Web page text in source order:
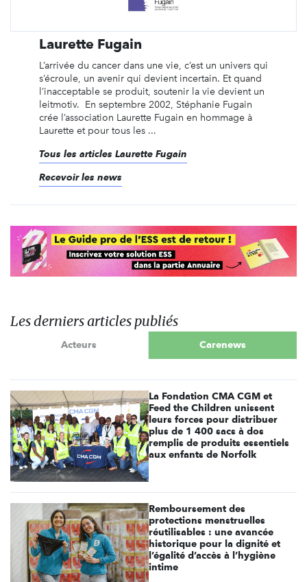
Laurette Fugain
L’arrivée du cancer dans une vie, c’est un univers qui
s’écroule, un avenir qui devient incertain. Et quand
l’inacceptable se produit, soutenir la vie devient un
leitmotiv. En septembre 2002, Stéphanie Fugain
crée l’association Laurette Fugain en hommage à
Laurette et pour tous les ...
Tous les articles Laurette Fugain
Recevoir les news
Les derniers articles publiés
Acteurs Carenews
La Fondation CMA CGM et
Feed the Children unissent
leurs forces pour distribuer
plus de 1 400 sacs à dos
remplis de produits essentiels
aux enfants de Norfolk
Remboursement des
protections menstruelles
réutilisables : une avancée
historique pour la dignité et
l’égalité d’accès à l’hygiène
intime